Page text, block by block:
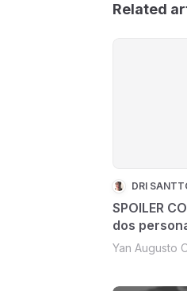
Related
DRI
SPOILER
dos
Yan Augusto